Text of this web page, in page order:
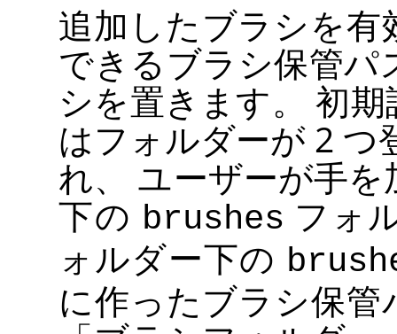
追加したブラシを
できるブラシ保管
シを置きます。 初
はフォルダーが 2 つ
れ、 ユーザーが手
下の brushes フォ
ォルダー下の
に作ったブラシ保